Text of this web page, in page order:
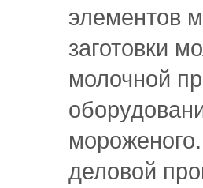
элементов
заготовки
молочной
деловой